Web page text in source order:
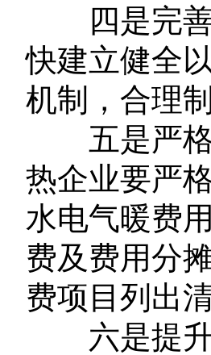
四是完善
快建立健全
机制，合理
五是严格
热企业要严
水电气暖费
费及费用分
费项目列出
六是提升